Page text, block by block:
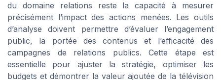
du domaine relations reste la capacité à mesurer
précisément l’impact des actions menées. Les outils
d’analyse doivent permettre d’évaluer l’engagement
public, la portée des contenus et l’efficacité des
campagnes de relations publics. Cette étape est
essentielle pour ajuster la stratégie, optimiser les
budgets et démontrer la valeur ajoutée de la télévision